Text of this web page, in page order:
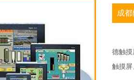
成
德触摸
触摸屏